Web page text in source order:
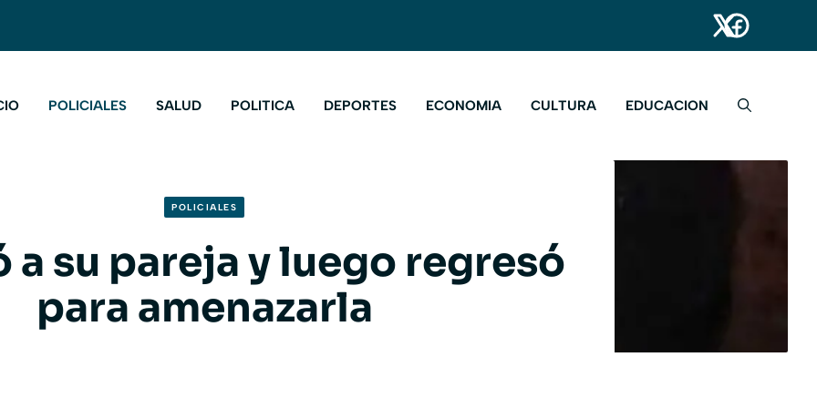
POLICIALES SALUD POLITICA DEPORTES ECONOMIA CULTURA EDUCACION
POLICIALES
su pareja y luego regresó
para amenazarla